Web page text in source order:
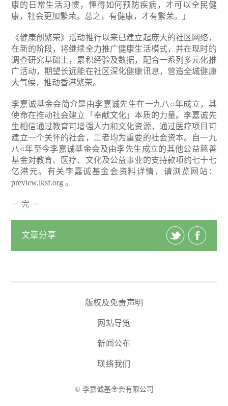
康的日常生活习惯，懂得如何预防疾病，才可以全民健
康，社会更加繁荣。总之，有健康，才有繁荣。」
《健康创繁荣》活动推行以来已建立起庞大的社区网络，
在新的阶段，将继续全力推广健康生活模式，并在现时的
调查研究基础上，累积经验及数据，配合一系列多元化推
广活动，期望长远能在社区深化健康讯息，营造全城健康
大气候，推动香港繁荣。
李嘉诚基金会简介是由李嘉诚先生在一九八○年成立，其
使命在推动社会建立「奉献文化」本质的力量。李嘉诚先
生相信通过教育可增强人力和文化资源，通过医疗项目可
建立一个关怀的社会，二者均为重要的社会资本。自一九
八○年至今李嘉诚基金会及由李先生成立的其他公益慈善
基金对教育、医疗、文化及公益事业的支持款项约七十七
亿港元。有关李嘉诚基金会资料详情，请浏览网站：
preview.lksf.org 。
－ 完 －
文章分享
版权及免责声明
网站导览
新闻公布
联络我们
© 李嘉诚基金会有限公司